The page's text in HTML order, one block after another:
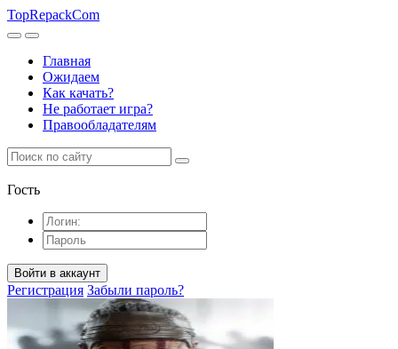
TopRepackCom
Главная
Ожидаем
Как качать?
Не работает игра?
Правообладателям
Гость
Войти в аккаунт
Регистрация Забыли пароль?